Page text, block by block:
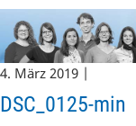
4. März 2019 |
DSC_0125-min